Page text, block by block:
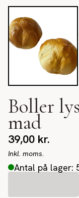
Boller
mad
39,00 kr.
Inkl. moms.
Antal på lager: